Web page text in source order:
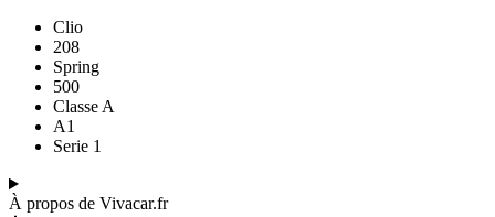
Clio
208
Spring
500
Classe A
A1
Serie 1
À propos de Vivacar.fr